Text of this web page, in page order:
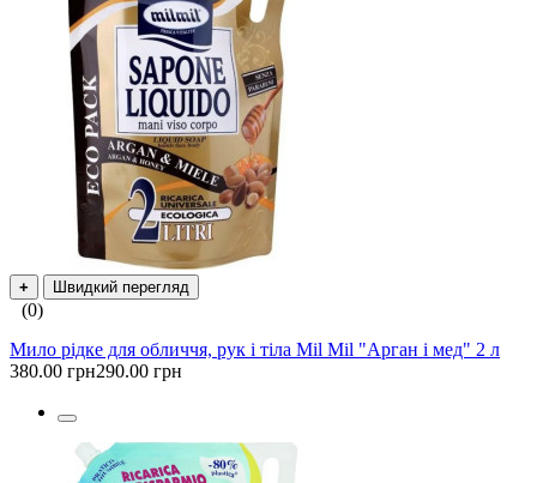
+ Швидкий перегляд
(0)
Мило рідке для обличчя, рук і тіла Mil Mil "Арган і мед" 2 л
380.00 грн290.00 грн